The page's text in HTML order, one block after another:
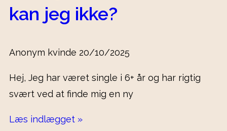
kan jeg ikke?
Anonym kvinde 20/10/2025
Hej, Jeg har været single i 6+ år og har rigtig
svært ved at finde mig en ny
Læs indlægget »